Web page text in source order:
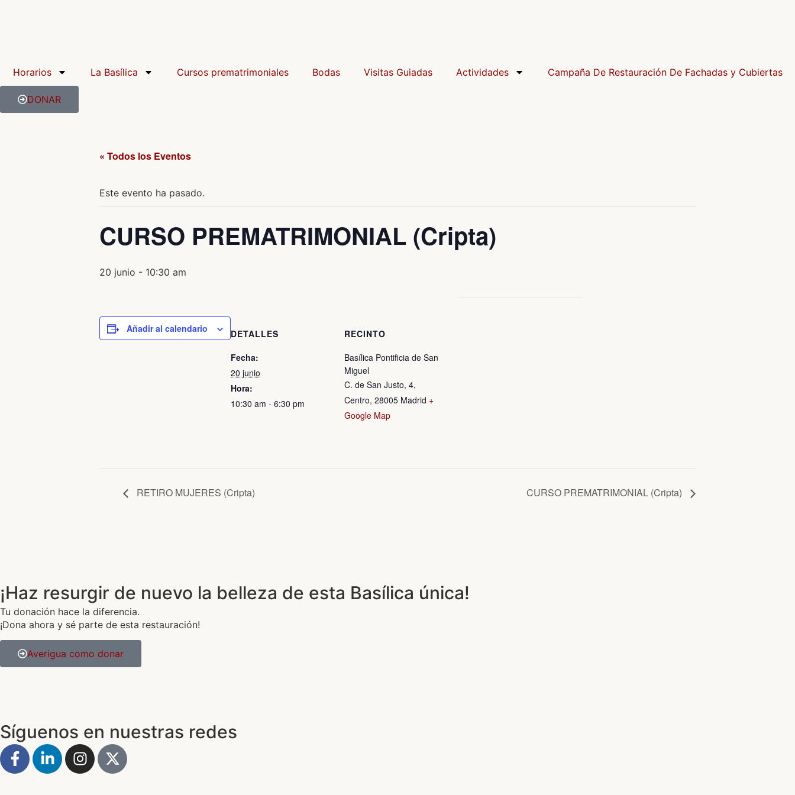
Horarios La Basílica Cursos prematrimoniales Bodas Visitas Guiadas Actividades Campaña De Restauración De Fachadas y Cubiertas
DONAR
« Todos los Eventos
Este evento ha pasado.
CURSO PREMATRIMONIAL (Cripta)
20 junio - 10:30 am
Añadir al calendario
DETALLES
Fecha:
20 junio
Hora:
10:30 am - 6:30 pm
RECINTO
Basílica Pontificia de San
Miguel
C. de San Justo, 4,
Centro, 28005 Madrid +
Google Map
RETIRO MUJERES (Cripta) CURSO PREMATRIMONIAL (Cripta)
¡Haz resurgir de nuevo la belleza de esta Basílica única!
Tu donación hace la diferencia.
¡Dona ahora y sé parte de esta restauración!
Averigua como donar
Síguenos en nuestras redes